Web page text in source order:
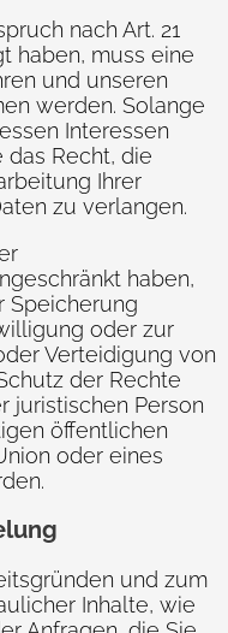
nach Art. 21
haben, muss eine
und unseren
werden. Solange
Interessen
das Recht, die
Ihrer
zu verlangen.
haben,
Speicherung
oder zur
Verteidigung von
der Rechte
juristischen Person
öffentlichen
oder eines
und zum
Inhalte, wie